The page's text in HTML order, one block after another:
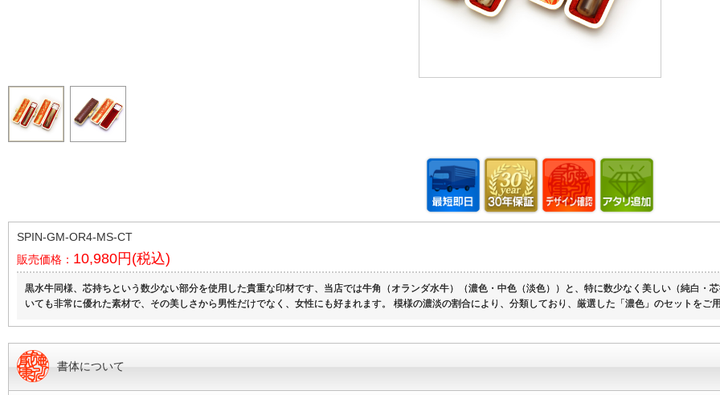
SPIN-GM-OR4-MS-CT
販売価格： 10,980円(税込)
黒水牛同様、芯持ちという数少ない部分を使用した貴重な印材です、当店では牛角（オランダ水牛）（濃色・中色（淡色））と、特に数少なく美しい（純白・
いても非常に優れた素材で、その美しさから男性だけでなく、女性にも好まれます。 模様の濃淡の割合により、分類しており、厳選した「濃色」のセットをご
書体について